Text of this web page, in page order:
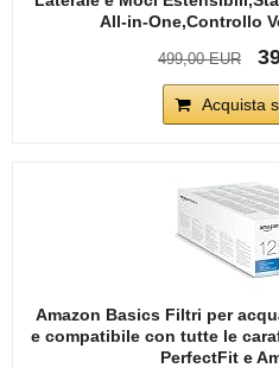
All-in-One,Controllo
499,00 EUR
Acquista
Amazon Basics Filtri per
e compatibile con tutte le
PerfectFit e